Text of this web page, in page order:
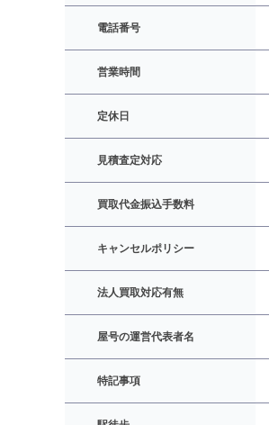
電話番号
営業時間
定休日
見積査定対応
買取代金振込手数料
キャンセルポリシー
法人買取対応有無
屋号の運営代表者名
特記事項